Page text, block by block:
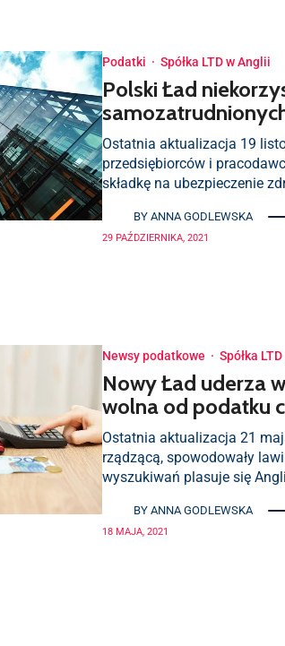
Podatki · Spółka LTD w Anglii
Polski Ład
Ostatnia aktualizacja 19
przedsiębiorców i
składkę na ubezpieczenie
BY ANNA GODLEWSKA
29 PAŹDZIERNIKA, 2021
Newsy podatkowe · Spółka
Nowy Ład uderza
wolna od podatku
Ostatnia aktualizacja 21
rządzącą, spowodowały
wyszukiwań plasuje się
BY ANNA GODLEWSKA
18 MAJA, 2021